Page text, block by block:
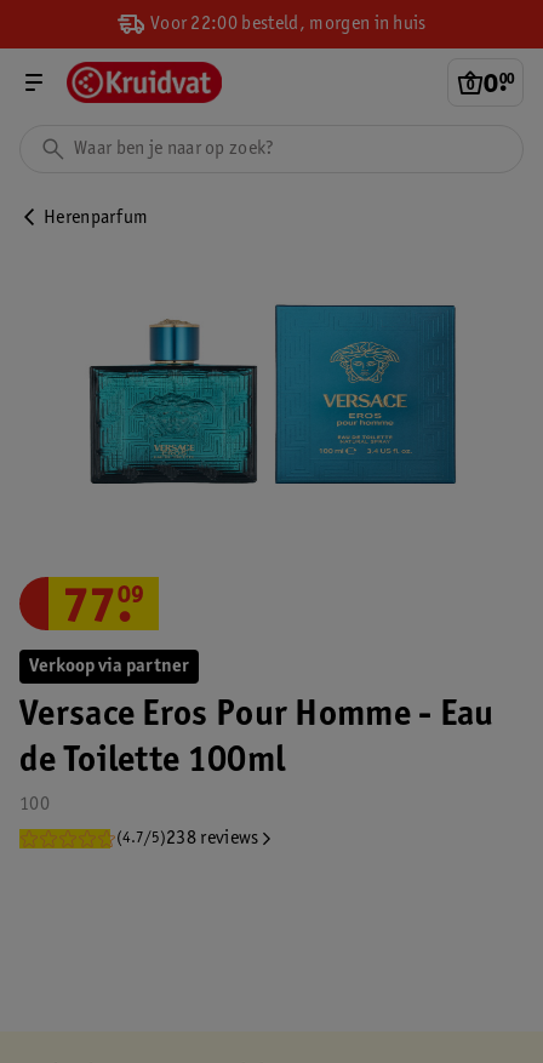
Voor 22:00 besteld, morgen in huis
0.
00
Herenparfum
Verkoop via partner
Versace Eros Pour Homme - Eau
de Toilette 100ml
100
(4.7/5)238 reviews
77.
09